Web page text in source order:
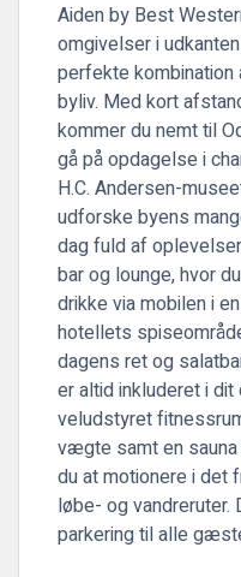
Aiden by Best
omgivelser i
perfekte
byliv. Med kort
kommer du nemt til
gå på opdagelse i
H.C. Andersen-
udforske byens
dag fuld af
bar og lounge, hvor
drikke via mobilen i
hotellets
dagens ret og
er altid inkluderet i
veludstyret
vægte samt en
du at motionere i det
løbe- og
parkering til alle